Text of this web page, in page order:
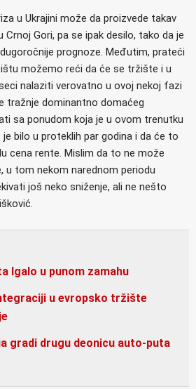
u Ukrajini može da proizvede takav
Gori, pa se ipak desilo, tako da je
prognoze. Međutim, prateći
možemo reći da će se tržište i u
nalaziti verovatno u ovoj nekoj fazi
tražnje dominantno domaćeg
sa ponudom koja je u ovom trenutku
bilo u proteklih par godina i da će to
cena rente. Mislim da to ne može
u tom nekom narednom periodu
još neko sniženje, ali ne nešto
Igalo u punom zamahu
u evropsko tržište
gradi drugu deonicu auto-puta